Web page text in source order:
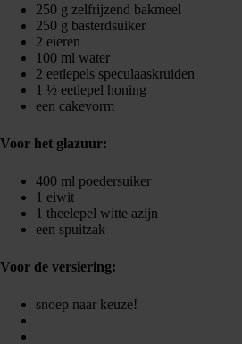
250 g zelfrijzend bakmeel
250 g basterdsuiker
2 eieren
100 ml water
2 eetlepels speculaaskruiden
1 ½ eetlepel honing
een cakevorm
Voor het glazuur:
400 ml poedersuiker
1 eiwit
1 theelepel witte azijn
een spuitzak
Voor de versiering:
snoep naar keuze!